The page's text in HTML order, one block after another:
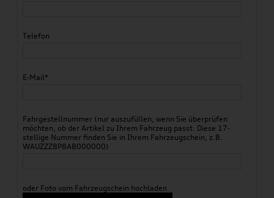
Telefon
E-Mail*
Fahrgestellnummer (nur auszufüllen, wenn Sie überprüfen
möchten, ob der Artikel zu Ihrem Fahrzeug passt. Diese 17-
stellige Nummer finden Sie in Ihrem Fahrzeugschein, z.B.
WAUZZZ8P8AB000000)
oder Foto vom Fahrzeugschein hochladen